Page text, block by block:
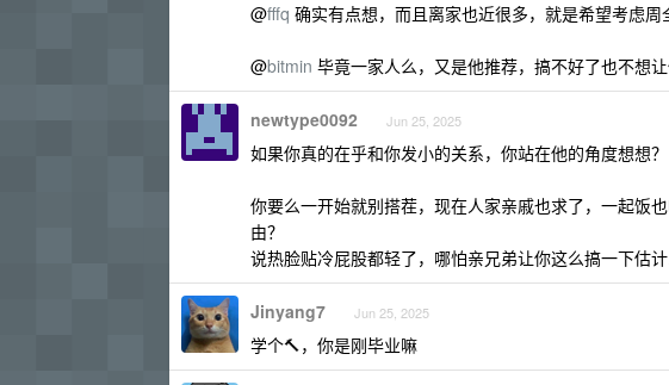
@fffq 确实有点想，而且离家也近很多，就是希望考虑周
@bitmin 毕竟一家人么，又是他推荐，搞不好了也不想
newtype0092 Jun 25, 2025
如果你真的在乎和你发小的关系，你站在他的角度想想？
你要么一开始就别搭茬，现在人家亲戚也求了，一起饭
由？
说热脸贴冷屁股都轻了，哪怕亲兄弟让你这么搞一下估
Jinyang7 Jun 25, 2025
学个🔨，你是刚毕业嘛